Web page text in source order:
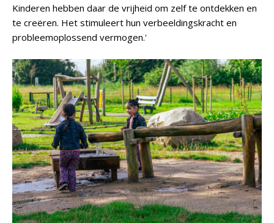
Kinderen hebben daar de vrijheid om zelf te ontdekken en
te creëren. Het stimuleert hun verbeeldingskracht en
probleemoplossend vermogen.'